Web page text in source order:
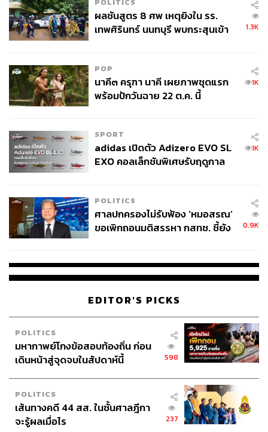
POLITICS
ผลชันสูตร 8 ศพ เหตุยิงใน รร.
เทพศิรินทร์ นนทบุรี พบกระสุนเข้า
1.3K
POP
นาคี๓ ครุฑา นาคี เผยภาพชุดแรก
พร้อมปักวันฉาย 22 ต.ค. นี้
1K
SPORT
adidas เปิดตัว Adizero EVO SL
EXO คอลเล็กชันพิเศษรับฤดูกาล
1K
POLITICS
ศาลปกครองไม่รับฟ้อง ‘หมอสรณ’
ขอเพิกถอนมติสรรหา กสทช. ชี้ยัง
0.9K
EDITOR'S PICKS
POLITICS
มหากาพย์โกงข้อสอบท้องถิ่น ก่อน
เดินหน้าสู่จุดจบในสัปดาห์นี้
598
POLITICS
เส้นทางคดี 44 สส. ในชั้นศาลฎีกา
จะรู้ผลเมื่อไร
237